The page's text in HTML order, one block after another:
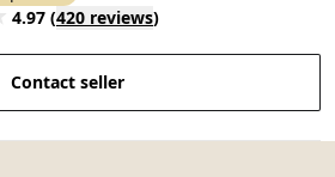
4.97 (420 reviews)
Contact seller